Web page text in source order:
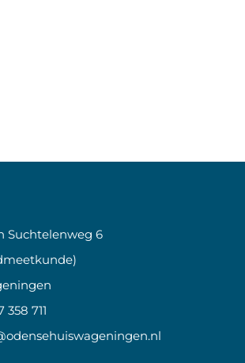
Suchtelenweg 6
358 711